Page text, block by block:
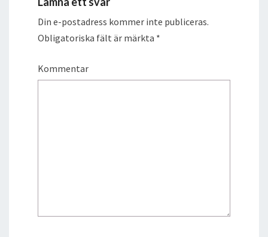
Din e-postadress kommer inte publiceras.
Obligatoriska fält är märkta *
Kommentar